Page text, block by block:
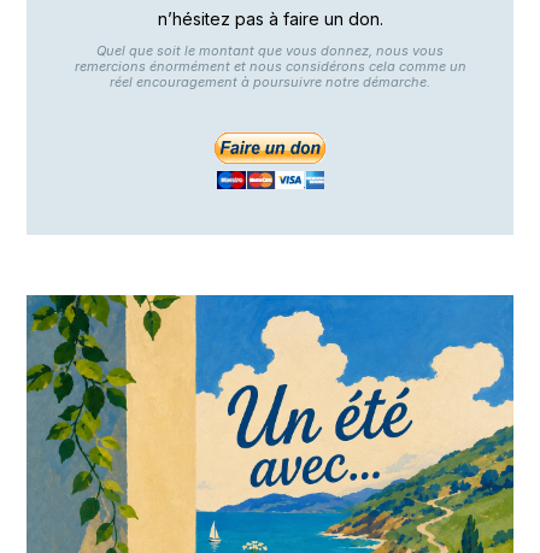
n’hésitez pas à faire un don.
Quel que soit le montant que vous donnez, nous vous
remercions énormément et nous considérons cela comme un
réel encouragement à poursuivre notre démarche.